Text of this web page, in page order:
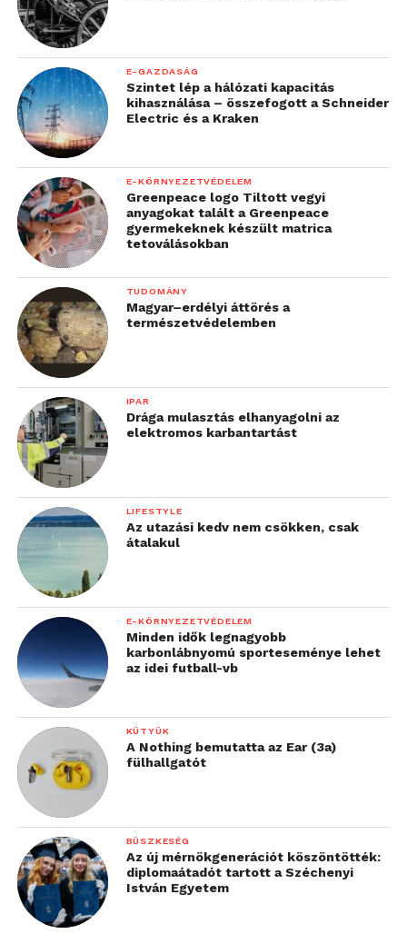
E-GAZDASÁG
Szintet lép a hálózati kapacitás
kihasználása – összefogott a Schneider
Electric és a Kraken
E-KÖRNYEZETVÉDELEM
Greenpeace logo Tiltott vegyi
anyagokat talált a Greenpeace
gyermekeknek készült matrica
tetoválásokban
TUDOMÁNY
Magyar–erdélyi áttörés a
természetvédelemben
IPAR
Drága mulasztás elhanyagolni az
elektromos karbantartást
LIFESTYLE
Az utazási kedv nem csökken, csak
átalakul
E-KÖRNYEZETVÉDELEM
Minden idők legnagyobb
karbonlábnyomú sporteseménye lehet
az idei futball-vb
KÜTYÜK
A Nothing bemutatta az Ear (3a)
fülhallgatót
BÜSZKESÉG
Az új mérnökgenerációt köszöntötték:
diplomaátadót tartott a Széchenyi
István Egyetem